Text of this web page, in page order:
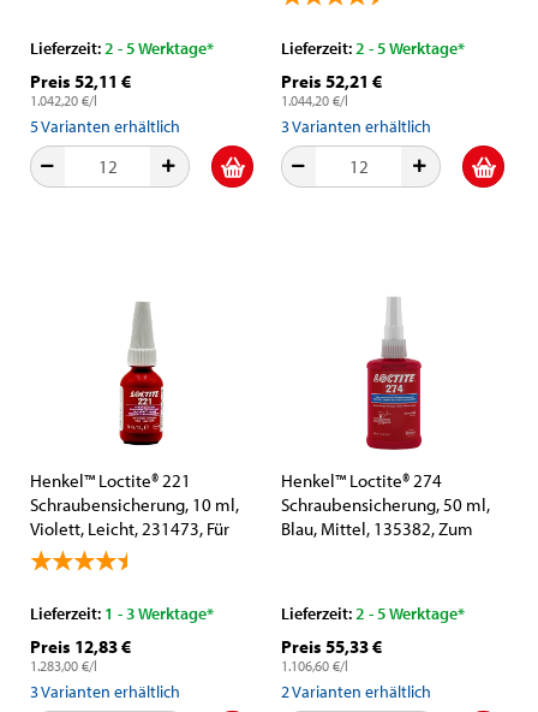
Lieferzeit:2 - 5 Werktage*
Preis 52,11 €
1.042,20 €/l
5Varianten erhältlich
Lieferzeit:2 - 5 Werktage*
Preis 52,21 €
1.044,20 €/l
3Varianten erhältlich
Henkel™ Loctite® 221
Schraubensicherung, 10 ml,
Violett, Leicht, 231473, Für
kleine Gewinde
Lieferzeit: 1 - 3 Werktage*
Preis 12,83 €
1.283,00 €/l
3Varianten erhältlich
Henkel™ Loctite® 274
Schraubensicherung, 50 ml,
Blau, Mittel, 135382, Zum
Lieferzeit:2 - 5 Werktage*
Preis 55,33 €
1.106,60 €/l
2Varianten erhältlich